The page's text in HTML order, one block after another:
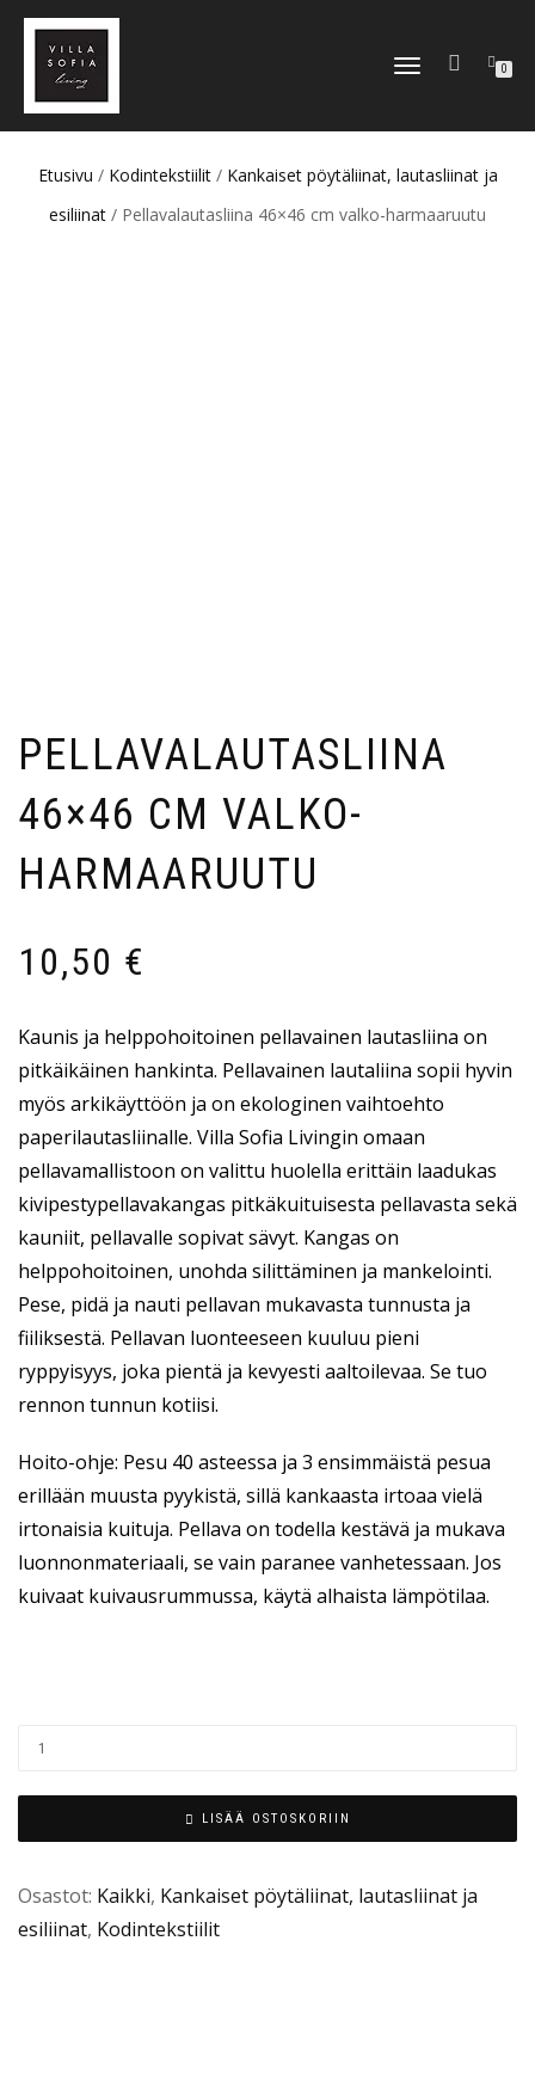
TOGGLE
0
Etusivu / Kodintekstiilit/ Kankaiset pöytäliinat, lautasliinat ja
esiliinat / Pellavalautasliina 46×46 cm valko-harmaaruutu
PELLAVALAUTASLIINA
46×46 CM VALKO-
HARMAARUUTU
10,50 €
Kaunis ja helppohoitoinen pellavainen lautasliina on
pitkäikäinen hankinta. Pellavainen lautaliina sopii hyvin
myös arkikäyttöön ja on ekologinen vaihtoehto
paperilautasliinalle. Villa Sofia Livingin omaan
pellavamallistoon on valittu huolella erittäin laadukas
kivipestypellavakangas pitkäkuituisesta pellavasta sekä
kauniit, pellavalle sopivat sävyt. Kangas on
helppohoitoinen, unohda silittäminen ja mankelointi.
Pese, pidä ja nauti pellavan mukavasta tunnusta ja
fiiliksestä. Pellavan luonteeseen kuuluu pieni
ryppyisyys, joka pientä ja kevyesti aaltoilevaa. Se tuo
rennon tunnun kotiisi.
Hoito-ohje: Pesu 40 asteessa ja 3 ensimmäistä pesua
erillään muusta pyykistä, sillä kankaasta irtoaa vielä
irtonaisia kuituja. Pellava on todella kestävä ja mukava
luonnonmateriaali, se vain paranee vanhetessaan. Jos
kuivaat kuivausrummussa, käytä alhaista lämpötilaa.
LISÄÄ OSTOSKORIIN
Osastot: Kaikki, Kankaiset pöytäliinat, lautasliinat ja
esiliinat, Kodintekstiilit